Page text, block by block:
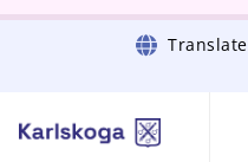
Gå till innehåll Translate